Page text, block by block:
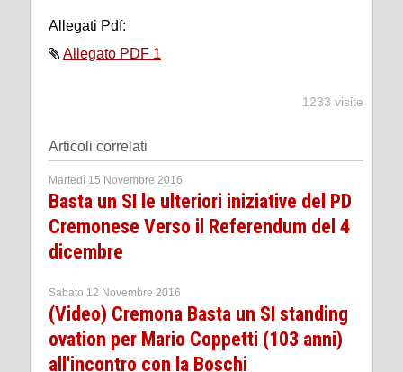
Allegati Pdf:
Allegato PDF 1
1233 visite
Articoli correlati
Martedì 15 Novembre 2016
Basta un SI le ulteriori iniziative del PD
Cremonese Verso il Referendum del 4
dicembre
Sabato 12 Novembre 2016
(Video) Cremona Basta un SI standing
ovation per Mario Coppetti (103 anni)
all'incontro con la Boschi